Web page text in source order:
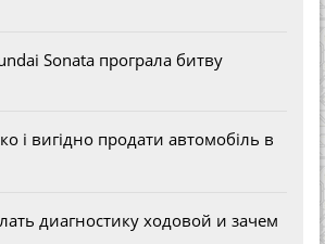
Sonata програла битву
і вигідно продати автомобіль в
диагностику ходовой и зачем